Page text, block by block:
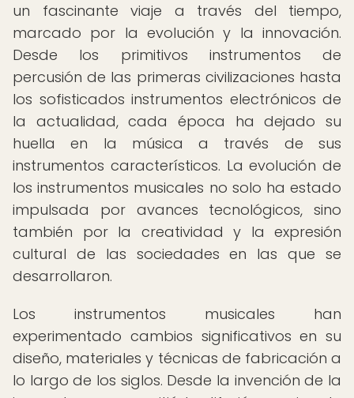
un fascinante viaje a través del tiempo,
marcado por la evolución y la innovación.
Desde los primitivos instrumentos de
percusión de las primeras civilizaciones hasta
los sofisticados instrumentos electrónicos de
la actualidad, cada época ha dejado su
huella en la música a través de sus
instrumentos característicos. La evolución de
los instrumentos musicales no solo ha estado
impulsada por avances tecnológicos, sino
también por la creatividad y la expresión
cultural de las sociedades en las que se
desarrollaron.
Los instrumentos musicales han
experimentado cambios significativos en su
diseño, materiales y técnicas de fabricación a
lo largo de los siglos. Desde la invención de la